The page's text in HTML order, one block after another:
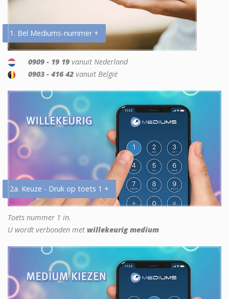
1. Bel Mediums-nummer +
0909 - 19 19 vanuit Nederland
0903 - 416 42 vanuit België
2a. Keuze - Druk op toets 1 +
Toets nummer 1 in.
U wordt verbonden met willekeurig medium